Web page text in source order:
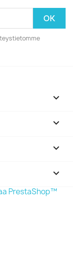



keyboard_arrow_down
PrestaShop™